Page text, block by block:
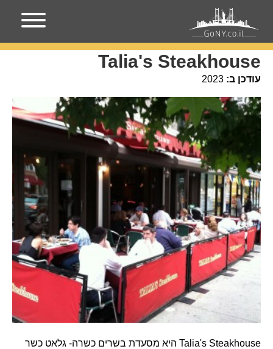
עמוד הבית מקומות בניו-יורק
Talia's Steakhouse
עודכן ב: 2023
Talia's Steakhouse היא מסעדת בשרים כשרה- גלאט כשר